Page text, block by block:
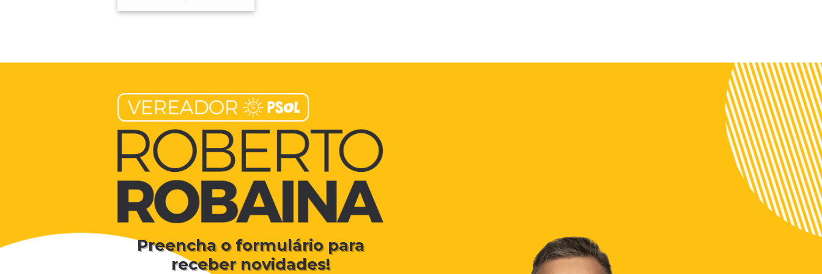
Preencha o formulário para
receber novidades!